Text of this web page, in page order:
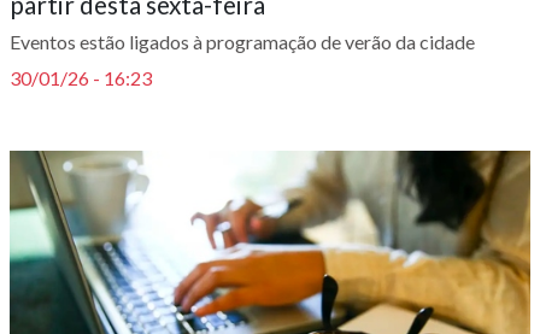
Eventos estão ligados à programação de verão da cidade
30/01/26 - 16:23